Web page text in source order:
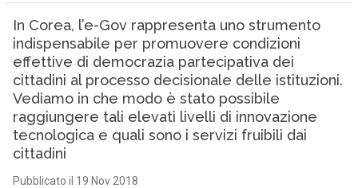
In Corea, l’e-Gov rappresenta uno strumento
indispensabile per promuovere condizioni
effettive di democrazia partecipativa dei
cittadini al processo decisionale delle istituzioni.
Vediamo in che modo è stato possibile
raggiungere tali elevati livelli di innovazione
tecnologica e quali sono i servizi fruibili dai
cittadini
Pubblicato il 19 Nov 2018